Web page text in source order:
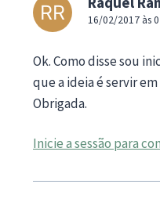
16/02/2017 às
Ok. Como disse sou
que a ideia é servir
Obrigada.
Inicie a sessão para